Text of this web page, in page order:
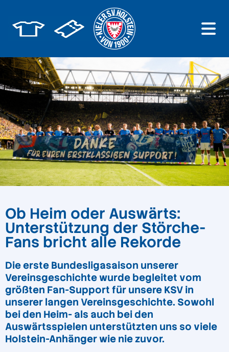
Ob Heim oder Auswärts:
Unterstützung der Störche-
Fans bricht alle Rekorde
Die erste Bundesligasaison unserer
Vereinsgeschichte wurde begleitet vom
größten Fan-Support für unsere KSV in
unserer langen Vereinsgeschichte. Sowohl
bei den Heim- als auch bei den
Auswärtsspielen unterstützten uns so viele
Holstein-Anhänger wie nie zuvor.